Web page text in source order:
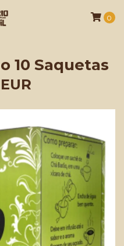
0
10 Saquetas